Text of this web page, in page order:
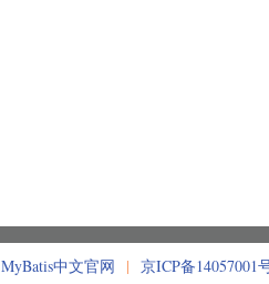
MyBatis中文官网 | 京ICP备14057001